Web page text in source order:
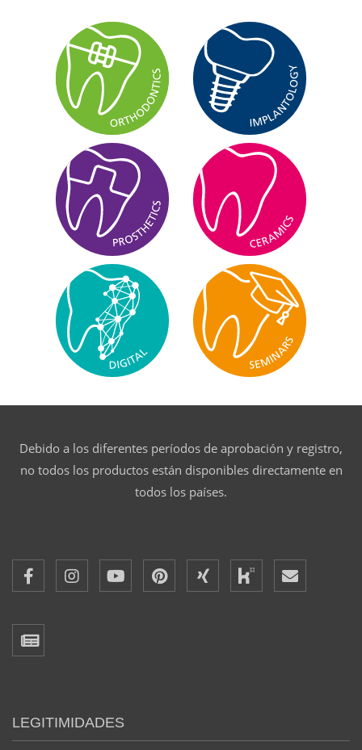
Debido a los diferentes períodos de aprobación y registro,
no todos los productos están disponibles directamente en
todos los países.
LEGITIMIDADES